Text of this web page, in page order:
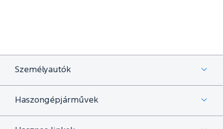
Személyautók
Haszongépjárművek